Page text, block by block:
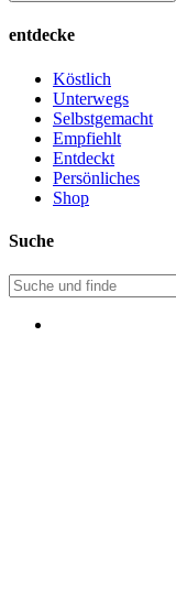
entdecke
Köstlich
Unterwegs
Selbstgemacht
Empfiehlt
Entdeckt
Persönliches
Shop
Suche